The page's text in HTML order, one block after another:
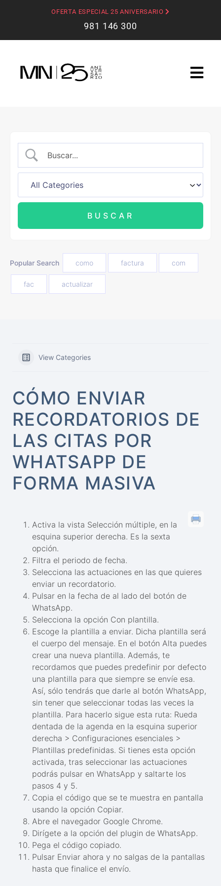
OFERTA ESPECIAL 25 ANIVERSARIO
981 146 300
Popular Search como factura com
fac actualizar
View Categories
CÓMO ENVIAR
RECORDATORIOS DE
LAS CITAS POR
WHATSAPP DE
FORMA MASIVA
Activa la vista Selección múltiple, en la
esquina superior derecha. Es la sexta
opción.
Filtra el periodo de fecha.
Selecciona las actuaciones en las que quieres
enviar un recordatorio.
Pulsar en la fecha de al lado del botón de
WhatsApp.
Selecciona la opción Con plantilla.
Escoge la plantilla a enviar. Dicha plantilla será
el cuerpo del mensaje. En el botón Alta puedes
crear una nueva plantilla. Además, te
recordamos que puedes predefinir por defecto
una plantilla para que siempre se envíe esa.
Así, sólo tendrás que darle al botón WhatsApp,
sin tener que seleccionar todas las veces la
plantilla. Para hacerlo sigue esta ruta: Rueda
dentada de la agenda en la esquina superior
derecha > Configuraciones esenciales >
Plantillas predefinidas. Si tienes esta opción
activada, tras seleccionar las actuaciones
podrás pulsar en WhatsApp y saltarte los
pasos 4 y 5.
Copia el código que se te muestra en pantalla
usando la opción Copiar.
Abre el navegador Google Chrome.
Dirígete a la opción del plugin de WhatsApp.
Pega el código copiado.
Pulsar Enviar ahora y no salgas de la pantallas
hasta que finalice el envío.